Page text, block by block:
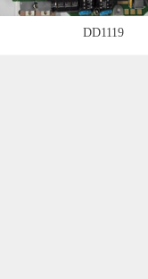
DD1119